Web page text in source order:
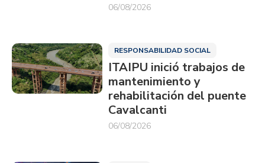
06/08/2026
RESPONSABILIDAD SOCIAL
ITAIPU inició trabajos de
mantenimiento y
rehabilitación del puente
Cavalcanti
06/08/2026